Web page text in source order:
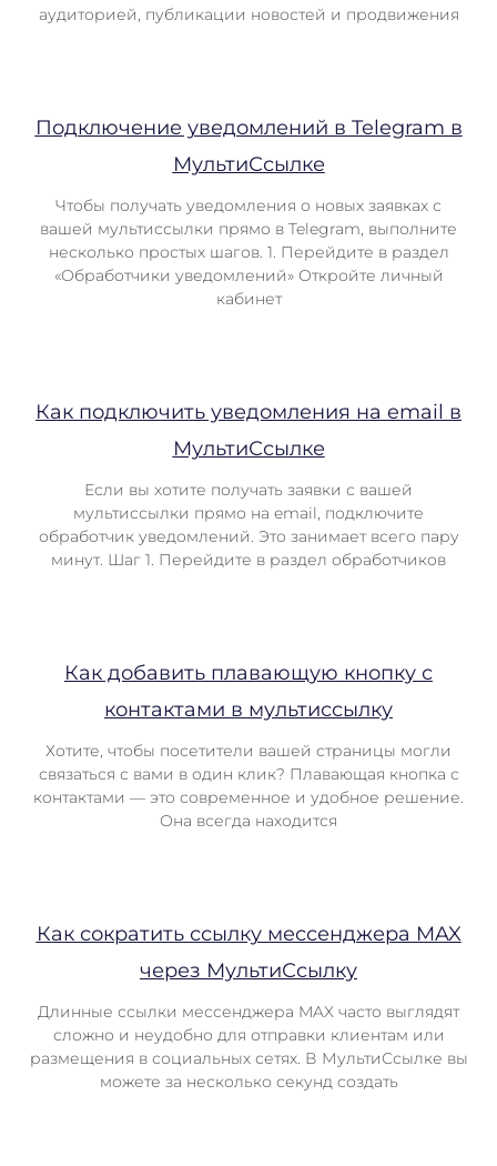
аудиторией, публикации новостей и продвижения
Подключение уведомлений в Telegram в
МультиСсылке
Чтобы получать уведомления о новых заявках с
вашей мультиссылки прямо в Telegram, выполните
несколько простых шагов. 1. Перейдите в раздел
«Обработчики уведомлений» Откройте личный
кабинет
Как подключить уведомления на email в
МультиСсылке
Если вы хотите получать заявки с вашей
мультиссылки прямо на email, подключите
обработчик уведомлений. Это занимает всего пару
минут. Шаг 1. Перейдите в раздел обработчиков
Как добавить плавающую кнопку с
контактами в мультиссылку
Хотите, чтобы посетители вашей страницы могли
связаться с вами в один клик? Плавающая кнопка с
контактами — это современное и удобное решение.
Она всегда находится
Как сократить ссылку мессенджера MAX
через МультиСсылку
Длинные ссылки мессенджера MAX часто выглядят
сложно и неудобно для отправки клиентам или
размещения в социальных сетях. В МультиСсылке вы
можете за несколько секунд создать